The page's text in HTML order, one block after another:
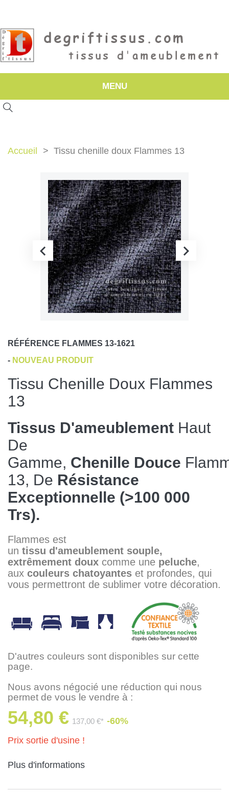
MENU
Accueil Tissu chenille doux Flammes 13
RÉFÉRENCE FLAMMES 13-1621
- NOUVEAU PRODUIT
Tissu Chenille Doux Flammes
13
Tissus D'ameublement Haut
De
Gamme, Chenille Douce
13, De Résistance
Exceptionnelle (>100 000
Trs).
Flammes est
un tissu d'ameublement souple,
extrêmement doux comme une peluche,
aux couleurs chatoyantes et profondes, qui
vous permettront de sublimer votre décoration.
D'autres couleurs sont disponibles sur cette
page.
Nous avons négocié une réduction qui nous
permet de vous le vendre à :
54,80 € 137,00 €* -60%
Prix sortie d'usine !
Plus d'informations